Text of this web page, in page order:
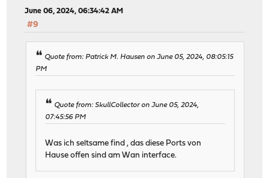
June 06, 2024, 06:34:42 AM
#9
Quote from: Patrick M. Hausen on June 05, 2024, 08:05:15
PM
Quote from: SkullCollector on June 05, 2024,
07:45:56 PM
Was ich seltsame find , das diese Ports von
Hause offen sind am Wan interface.